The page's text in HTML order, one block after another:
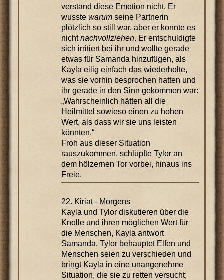
verstand diese Emotion nicht. Er
wusste warumseine Partnerin
plötzlich so still war, aber er konnte es
nichtnachvollziehen. Er entschuldigte
sich irritiert bei ihr und wollte gerade
etwas für Samanda hinzufügen, als
Kayla eilig einfach das wiederholte,
was sie vorhin besprochen hatten und
ihr gerade in den Sinn gekommen war:
„Wahrscheinlich hätten all die
Heilmittel sowieso einen zu hohen
Wert, als dass wir sie uns leisten
könnten.“
Froh aus dieser Situation
rauszukommen, schlüpfte Tylor an
dem hölzernen Tor vorbei, hinaus ins
Freie.
22. Kiriat - Morgens
Kayla und Tylor diskutieren über die
Knolle und ihren möglichen Wert für
die Menschen, Kayla antwort
Samanda, Tylor behauptet Elfen und
Menschen seien zu verschieden und
bringt Kayla in eine unangenehme
Situation, die sie zu retten versucht;